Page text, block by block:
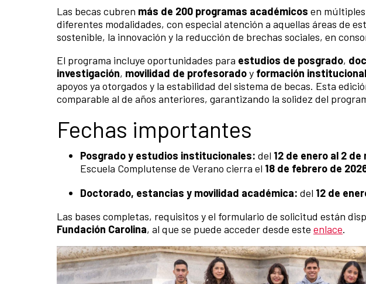
Las becas cubren más de 200 programas académicos en
diferentes modalidades, con especial atención a aquellas áreas de
sostenible, la innovación y la reducción de brechas sociales, en
El programa incluye oportunidades para estudios de posgrado,
investigación, movilidad de profesoradoy formación institucional
apoyos ya otorgados y la estabilidad del sistema de becas. Esta
comparable al de años anteriores, garantizando la solidez del
Fechas importantes
Posgrado y estudios institucionales: del 12 de enero al 2
Escuela Complutense de Verano cierra el 18 de febrero de
Doctorado, estancias y movilidad académica: del 12 de
Las bases completas, requisitos y el formulario de solicitud están
Fundación Carolina, al que se puede acceder desde este enlace.